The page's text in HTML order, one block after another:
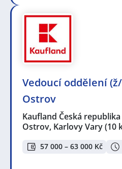
Vedoucí oddělení
Ostrov
Kaufland Česká
Ostrov, Karlovy Vary(10
57 000 – 63 000 Kč